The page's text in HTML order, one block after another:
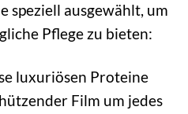
speziell ausgewählt, um
Pflege zu bieten:
luxuriösen Proteine
Film um jedes